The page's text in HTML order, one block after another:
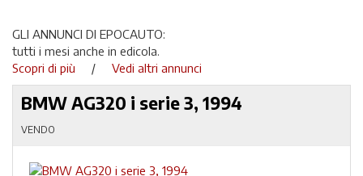
GLI ANNUNCI DI EPOCAUTO:
tutti i mesi anche in edicola.
Scopri di più
/ Vedi altri annunci
BMW AG320 i serie 3, 1994
VENDO